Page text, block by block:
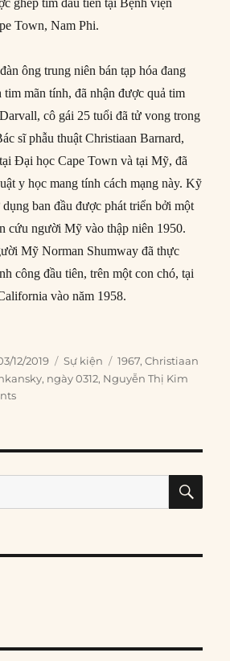
ghép tim đầu tiên tại Bệnh viện
Town, Nam Phi.
ông trung niên bán tạp hóa đang
tim mãn tính, đã nhận được quả tim
cô gái 25 tuổi đã tử vong trong
sĩ phẫu thuật Christiaan Barnard,
Đại học Cape Town và tại Mỹ, đã
y học mang tính cách mạng này. Kỹ
ban đầu được phát triển bởi một
cứu người Mỹ vào thập niên 1950.
Mỹ Norman Shumway đã thực
công đầu tiên, trên một con chó, tại
vào năm 1958.
12/1967: Ca ghép tim người đầu tiên”
12/2019 Categories
Sự kiện Tags
1967,Christiaan
, ngày 0312, Nguyễn Thị Kim